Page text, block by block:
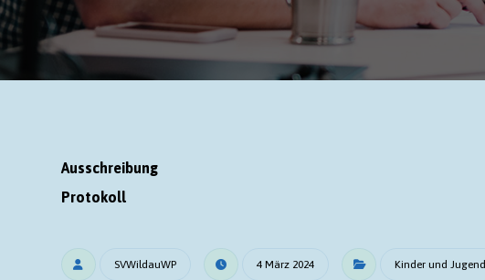
Ausschreibung
Protokoll
SVWildauWP 4 März 2024 Kinder und Jugend